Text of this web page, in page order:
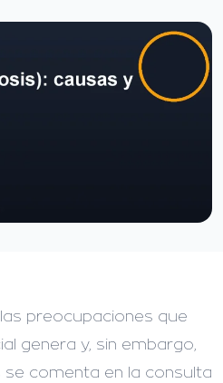
preocupaciones que
genera y, sin embargo,
se comenta en la consulta